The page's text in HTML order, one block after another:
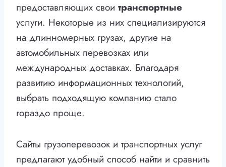
предоставляющих свои транспортные
услуги. Некоторые из них специализируются
на длинномерных грузах, другие на
автомобильных перевозках или
международных доставках. Благодаря
развитию информационных технологий,
выбрать подходящую компанию стало
гораздо проще.
Сайты грузоперевозок и транспортных услуг
предлагают удобный способ найти и сравнить